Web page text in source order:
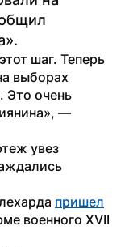
шаг. Теперь
выборах
Это очень
—
увез
пришел
военного XVII